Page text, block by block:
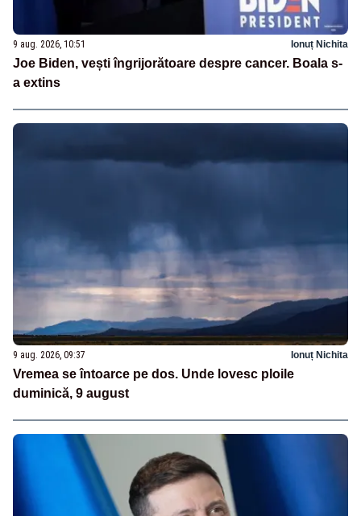
9 aug. 2026, 10:51 Ionuț Nichita
Joe Biden, vești îngrijorătoare despre cancer. Boala s-
a extins
9 aug. 2026, 09:37 Ionuț Nichita
Vremea se întoarce pe dos. Unde lovesc ploile
duminică, 9 august